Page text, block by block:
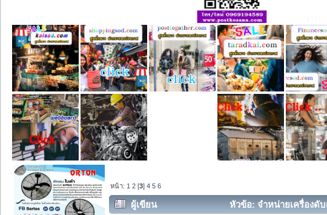
หน้า: 1 2 [3]4 5 6
ผู้เขียน หัวข้อ: จำหน่ายเครื่องดั